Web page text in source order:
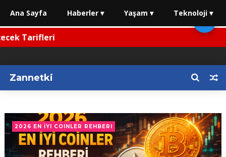
Tarifleri
Zannetki
2026 EN İYI COINLER REHBERI
Ana Sayfa Haberler ▾ Yaşam ▾ Teknoloji ▾